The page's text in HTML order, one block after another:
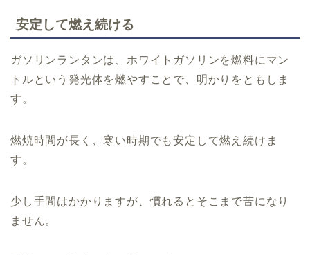
安定して燃え続ける
ガソリンランタンは、ホワイトガソリンを燃料にマン
トルという発光体を燃やすことで、明かりをともしま
す。
燃焼時間が長く、寒い時期でも安定して燃え続けま
す。
少し手間はかかりますが、慣れるとそこまで苦になり
ません。